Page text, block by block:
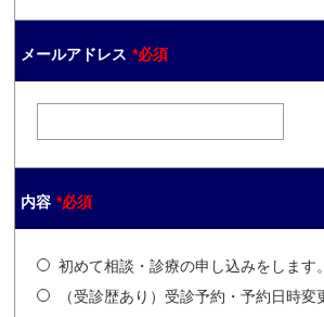
メールアドレス *必須
内容 *必須
初めて相談・診療の申し込みをします。
（受診歴あり）受診予約・予約日時変